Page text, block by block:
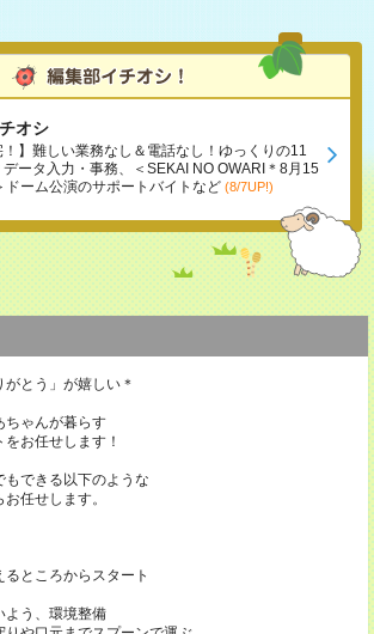
オシ
！】難しい業務なし＆電話なし！ゆっくりの11
ータ入力・事務、＜SEKAI NO OWARI＊8月15
ドーム公演のサポートバイトなど (8/7UP!)
がとう」が嬉しい＊
ちゃんが暮らす
お任せします！
できる以下のような
任せします。
るところからスタート
よう、環境整備